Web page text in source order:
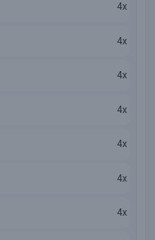
4x
4x
4x
4x
4x
4x
4x